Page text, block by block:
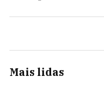
Mais lidas